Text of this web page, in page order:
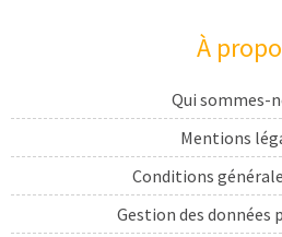
À
Qui sommes-
Mentions
Conditions
Gestion des données